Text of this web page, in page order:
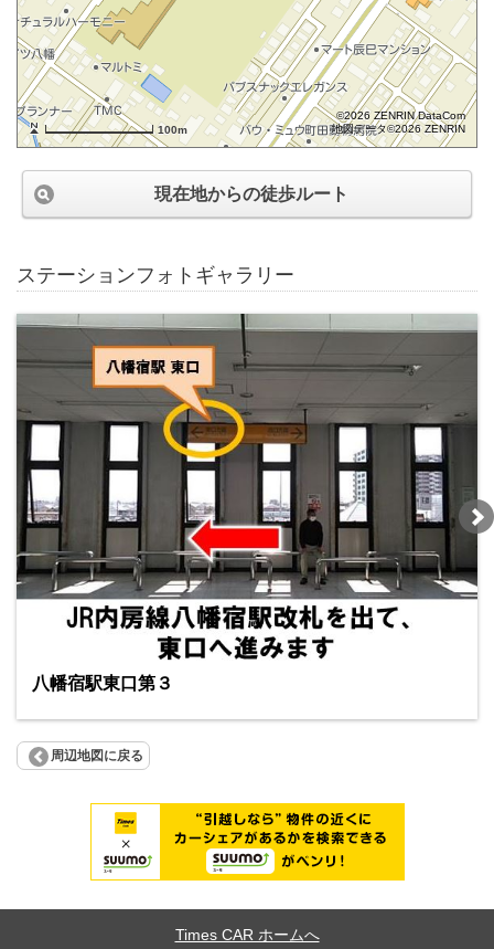
100m
©2026 ZENRIN DataCom
地図データ©2026 ZENRIN
現在地からの徒歩ルート
ステーションフォトギャラリー
八幡宿駅東口第３
周辺地図に戻る
Times CAR ホームへ